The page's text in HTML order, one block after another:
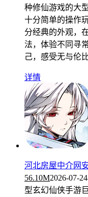
种修仙游戏的大
十分简单的操作
分经典的外观，
法，体验不同寻
己，感受无与伦
详情
河北房屋中介网
56.10M2026-07-24
型玄幻仙侠手游